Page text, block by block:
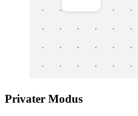
Privater Modus